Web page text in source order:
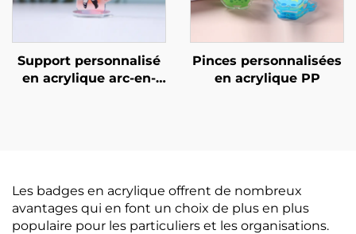
Support personnalisé
en acrylique arc-en-
Pinces personnalisées
en acrylique PP
Les badges en acrylique offrent de nombreux
avantages qui en font un choix de plus en plus
populaire pour les particuliers et les organisations.